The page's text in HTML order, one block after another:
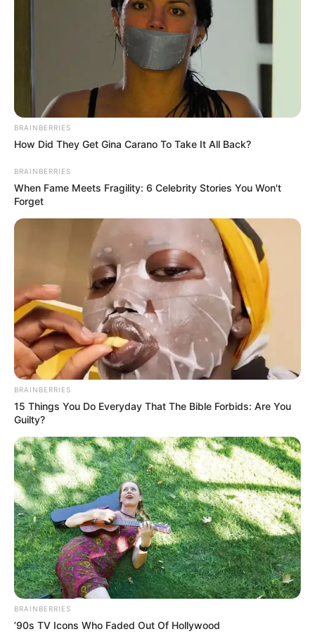
6. สวมแหวนนิ้วชี้มือขวาแสดงถึงบุคคลที่มีอำนาจ บารมี
มีคนนับหน้าถือตา ไม่ข่มเหงใคร มีเมตตา ชอบช่วยเหลือผู้
อื่น หากเต็มใจช่วยเหลือใครแล้วจะไม่หวังสิ่งตอบแทน การ
ใส่แหวนนิ้วชี้ข้างขวา จะช่วยให้คุณได้รับโชคลาภแบบไม่รู้ตัว
คุณมีความมั่นใจในการเจรจาค้าขาย ได้ผลกำรไเยอะ สมอง
สั่งงานได้เร็ว
7. สวมแหวนนิ้วชี้มือซ้ายผู้สวมใส่มีทิฐิมานะในตัวเองสูง
ไม่ก้าวร้าวแต่ยอมรับด้วยหลักการ และเหตุผลเฉพาะตัว
เป็นที่พึ่งได้สำหรับตัวเอง เห็นแก่เครือญาติมากกว่าคนอื่น
ในบั้นปลายชีวิตมักอยู่แต่กับเรื่องที่เป็นธรรมะ
ที่มาจาก :หนังสือลายเซ็นดี ลิขิตรวย
ติดตามดวงอื่นๆได้ที่ :Horoscope.mthai.com
ทายนิสัย เครื่องประดับ เครื่องประดับเสริมโชค เสริมโชค
ABOUT THE AUTHOR
เจ้าหมอดู
เนื้อหาที่ได้รับการโปรโมต
BRAINBERRIES
How Did They Get Gina Carano To Take It All Back?
BRAINBERRIES
When Fame Meets Fragility: 6 Celebrity Stories You Won't
Forget
BRAINBERRIES
15 Things You Do Everyday That The Bible Forbids: Are You
Guilty?
BRAINBERRIES
’90s TV Icons Who Faded Out Of Hollywood